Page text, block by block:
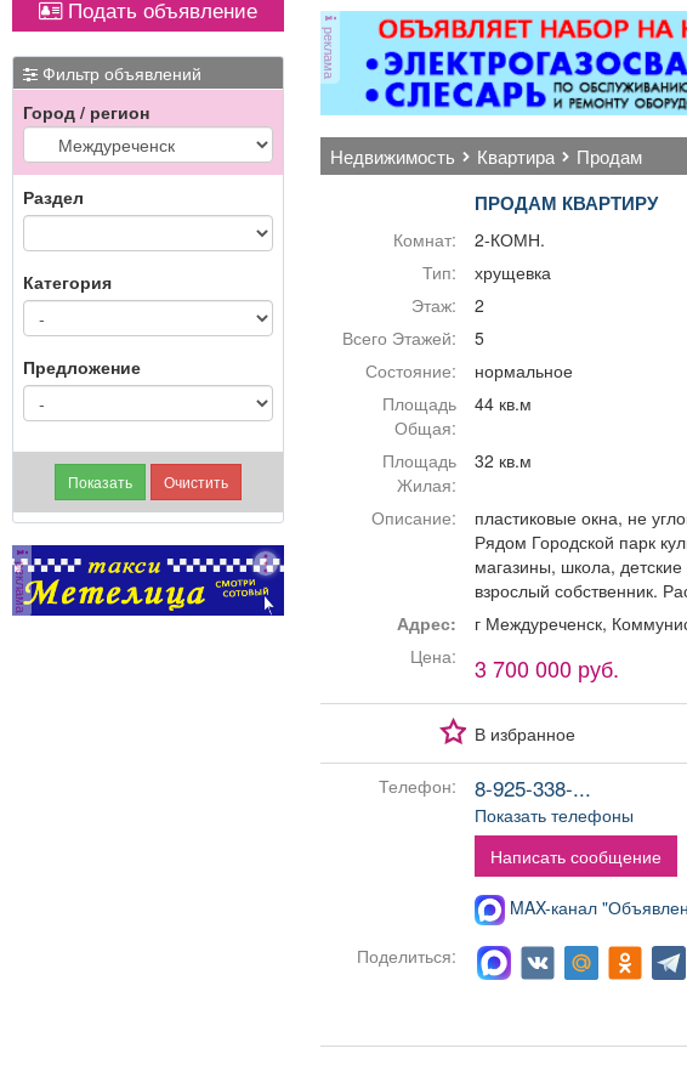
магнитол,
электроусилителей
руля,
многофункциональных
дисплеев, и многого
другого. Быстро,
качественно, недорого!
ремонта определяется
ковер»).
Подать объявление
Фильтр объявлений
Город / регион
Раздел
Категория
Предложение
реклама
реклама
недвижимость квартира продам
ПРОДАМ КВАРТИРУ
Комнат:
2-КОМН.
Тип:
хрущевка
Этаж:
2
Всего Этажей:
5
Состояние:
нормальное
Площадь
Общая:
44 кв.м
Площадь
Жилая:
32 кв.м
Описание:
пластиковые окна, не
Рядом Городской парк
магазины, школа,
взрослый собственник.
Адрес:
г Междуреченск,
Цена:
3 700 000 руб.
В избранное
Телефон: 8-925-338-...
Показать телефоны
Написать сообщение
MAX-канал
Поделиться: